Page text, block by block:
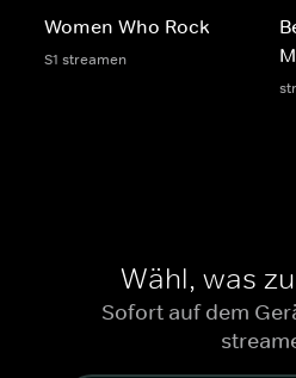
Women Who Rock
S1 streamen
Wähl, was
Sofort auf dem